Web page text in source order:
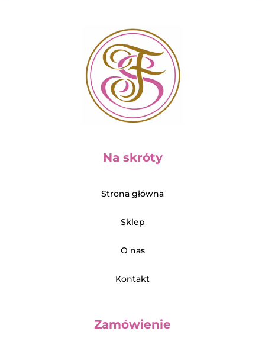
Na skróty
Strona główna
Sklep
O nas
Kontakt
Zamówienie